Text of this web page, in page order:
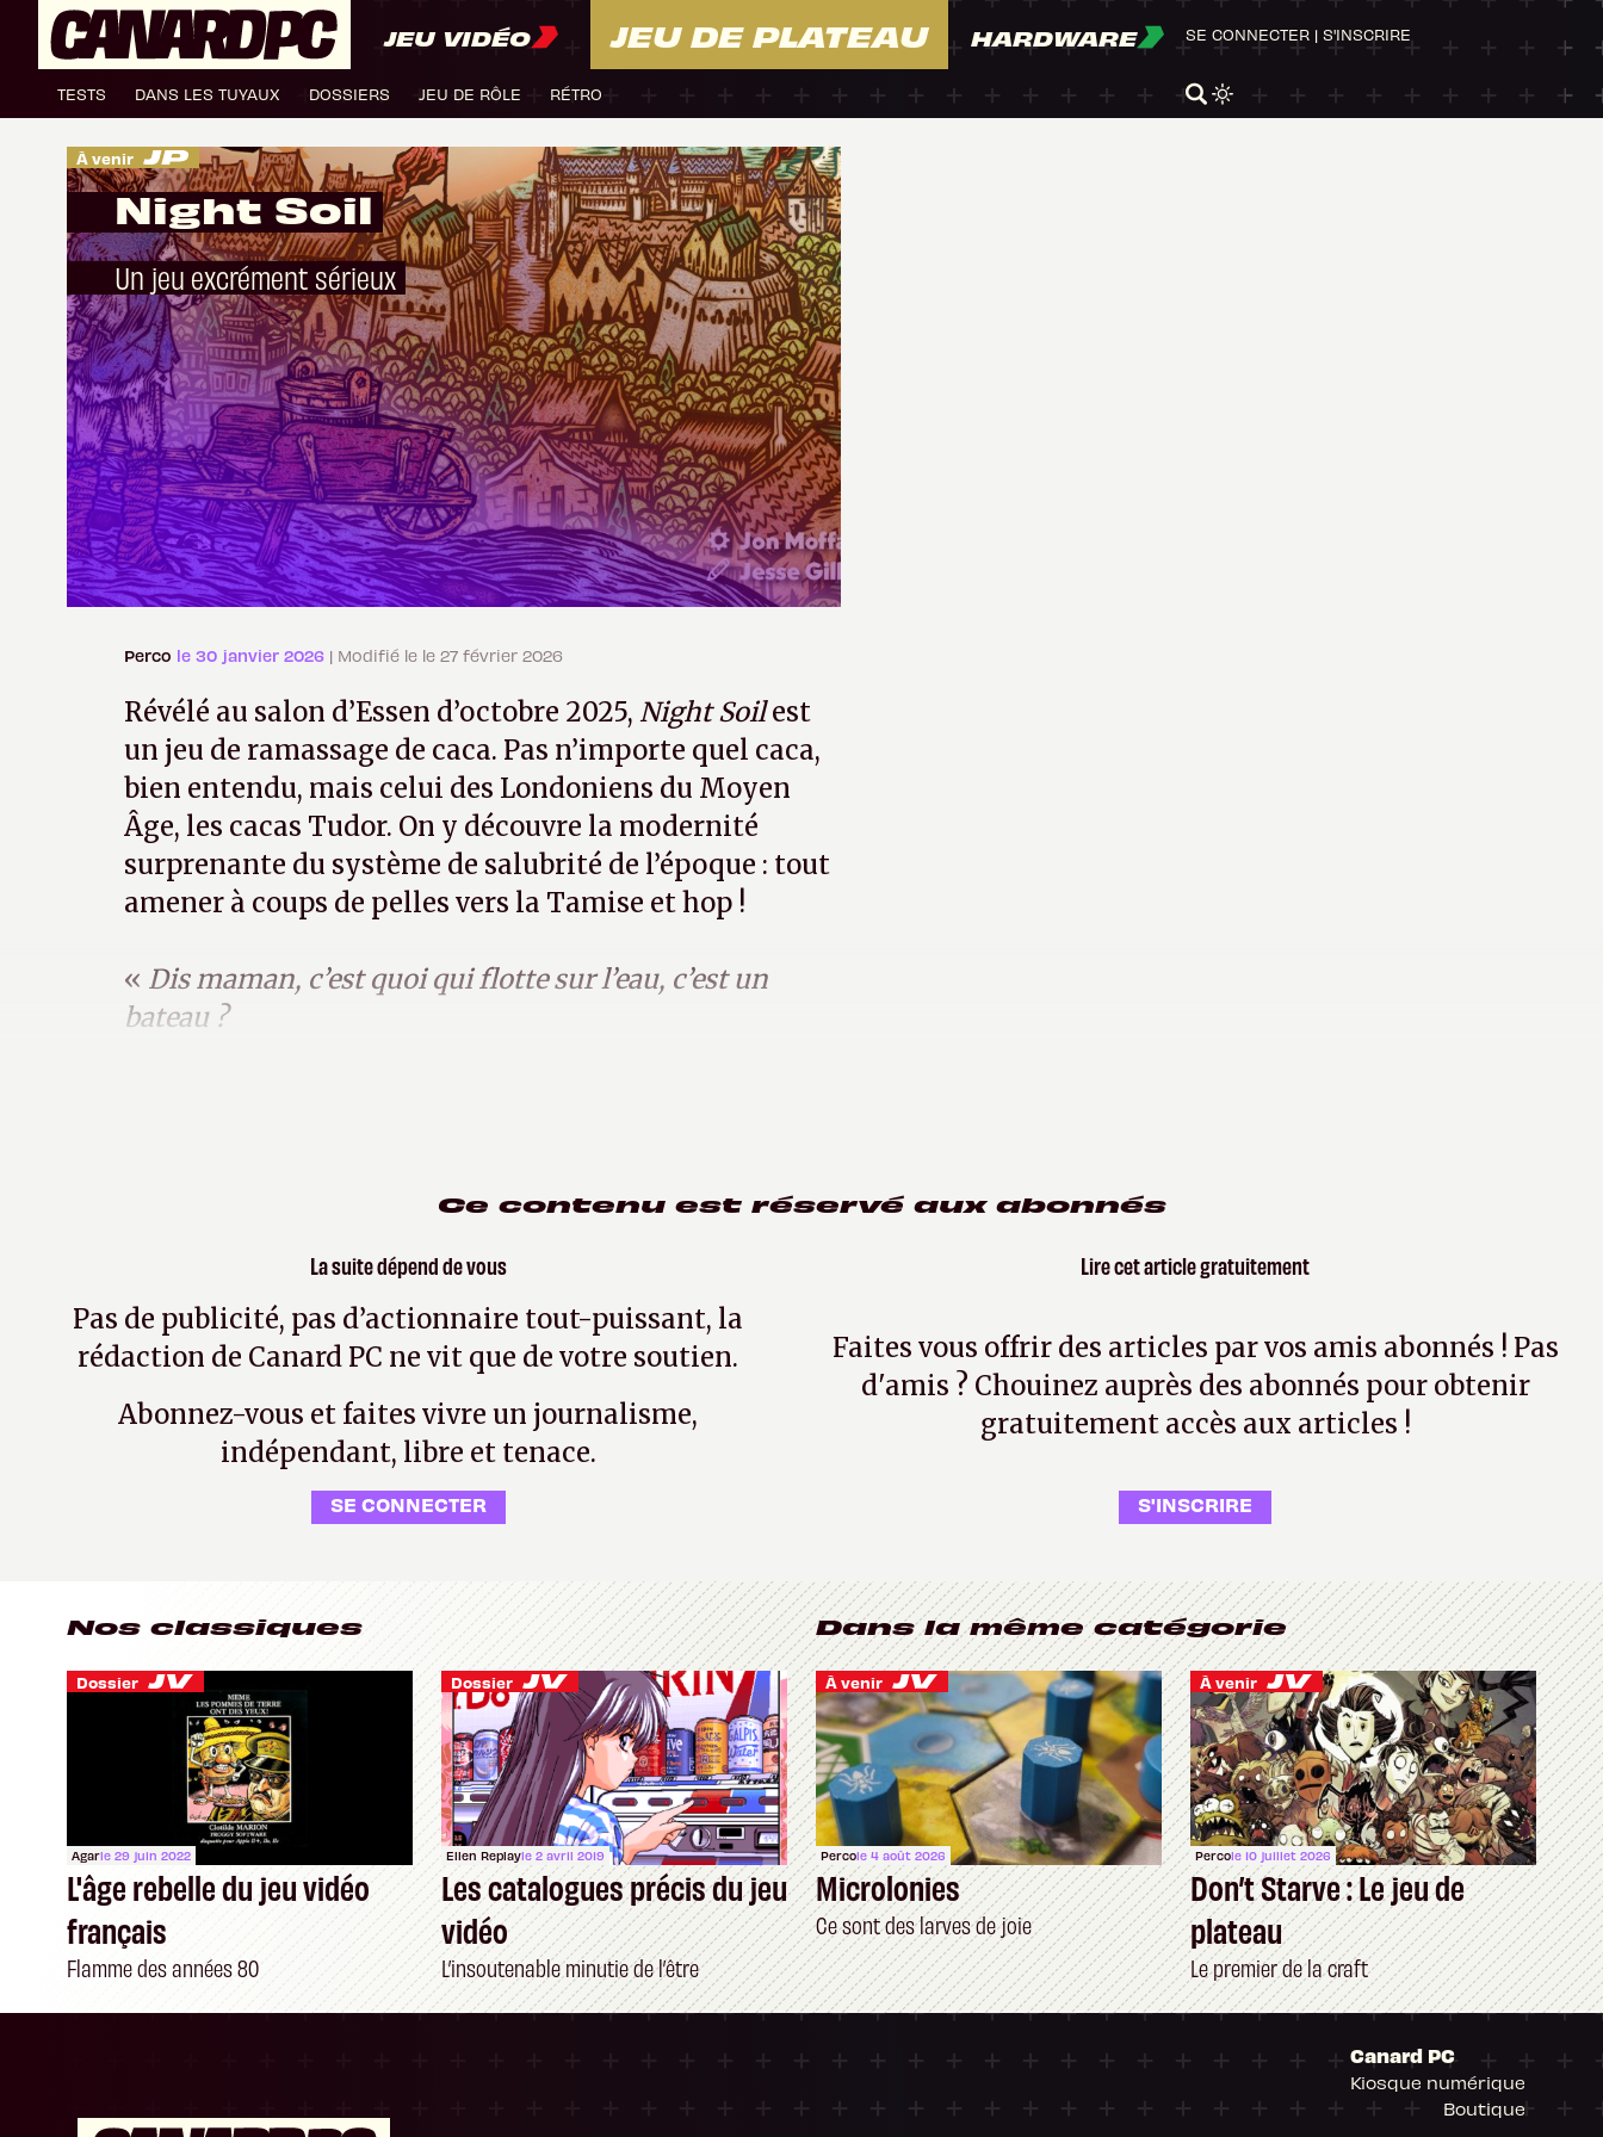
JEU VIDÉO JEU DE PLATEAU HARDWARE
TESTS DANS LES TUYAUX DOSSIERS JEU DE RÔLE RÉTRO
SE CONNECTER | S'INSCRIRE
À venir
Night Soil
Un jeu excrément sérieux
Perco le 30 janvier 2026 | Modifié le le 27 février 2026
Révélé au salon d’Essen d’octobre 2025, Night Soilest
un jeu de ramassage de caca. Pas n’importe quel caca,
bien entendu, mais celui des Londoniens du Moyen
Âge, les cacas Tudor. On y découvre la modernité
surprenante du système de salubrité de l’époque : tout
amener à coups de pelles vers la Tamise et hop !
« Dis maman, c’est quoi qui flotte sur l’eau, c’est un
bateau ?
Ce contenu est réservé aux abonnés
La suite dépend de vous
Pas de publicité, pas d’actionnaire tout-puissant, la
rédaction de Canard PC ne vit que de votre soutien.
Abonnez-vous et faites vivre un journalisme,
indépendant, libre et tenace.
SE CONNECTER
Lire cet article gratuitement
Faites vous offrir des articles par vos amis abonnés ! Pas
d'amis ? Chouinez auprès des abonnés pour obtenir
gratuitement accès aux articles !
S'INSCRIRE
Nos classiques
Dossier
Agarle 29 juin 2022
L'âge rebelle du jeu vidéo
français
Flamme des années 80
Dossier
Ellen Replayle 2 avril 2019
Les catalogues précis du jeu
vidéo
L’insoutenable minutie de l’être
Dans la même catégorie
À venir
Percole 4 août 2026
Microlonies
Ce sont des larves de joie
À venir
Percole 10 juillet 2026
Don’t Starve : Le jeu de
plateau
Le premier de la craft
Canard PC
Kiosque numérique
Boutique